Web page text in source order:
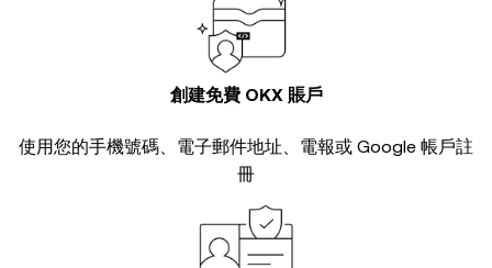
創建免費 OKX 賬戶
使用您的手機號碼、電子郵件地址、電報或 Google 帳戶註
冊